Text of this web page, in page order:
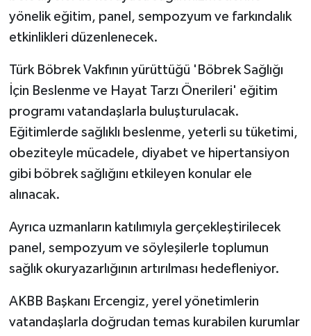
yönelik eğitim, panel, sempozyum ve farkındalık
etkinlikleri düzenlenecek.
Türk Böbrek Vakfının yürüttüğü 'Böbrek Sağlığı
İçin Beslenme ve Hayat Tarzı Önerileri' eğitim
programı vatandaşlarla buluşturulacak.
Eğitimlerde sağlıklı beslenme, yeterli su tüketimi,
obeziteyle mücadele, diyabet ve hipertansiyon
gibi böbrek sağlığını etkileyen konular ele
alınacak.
Ayrıca uzmanların katılımıyla gerçekleştirilecek
panel, sempozyum ve söyleşilerle toplumun
sağlık okuryazarlığının artırılması hedefleniyor.
AKBB Başkanı Ercengiz, yerel yönetimlerin
vatandaşlarla doğrudan temas kurabilen kurumlar